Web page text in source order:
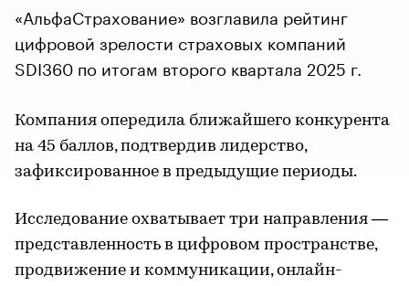
«АльфаСтрахование» возглавила рейтинг
цифровой зрелости страховых компаний
SDI360 по итогам второго квартала 2025 г.
Компания опередила ближайшего конкурента
на 45 баллов, подтвердив лидерство,
зафиксированное в предыдущие периоды.
Исследование охватывает три направления —
представленность в цифровом пространстве,
продвижение и коммуникации, онлайн-